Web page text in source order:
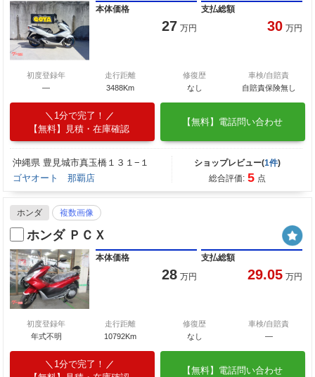
本体価格
27 万円
支払総額
30 万円
初度登録年
―
走行距離
3488Km
修復歴
なし
車検/自賠責
自賠責保険無し
1分で完了！
【無料】見積・在庫確認
【無料】電話問い合わせ
沖縄県 豊見城市真玉橋１３１−１
ゴヤオート 那覇店
ショップレビュー(1件)
総合評価: 5 点
ホンダ 複数画像
ホンダ ＰＣＸ
本体価格
28 万円
支払総額
29.05 万円
初度登録年
年式不明
走行距離
10792Km
修復歴
なし
車検/自賠責
―
1分で完了！
【無料】電話問い合わせ